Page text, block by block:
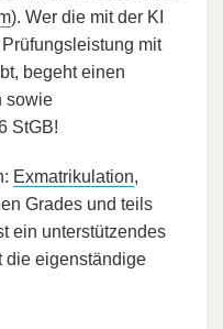
). Wer die mit der KI
mit
begeht einen
sowie
StGB!
Exmatrikulation,
Grades und teils
ein unterstützendes
die eigenständige